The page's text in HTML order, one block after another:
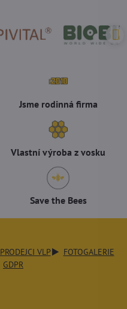
Jsme rodinná firma
Vlastní výroba z vosku
Save the Bees
PRODEJCI VLP
FOTOGALERIE
GDPR